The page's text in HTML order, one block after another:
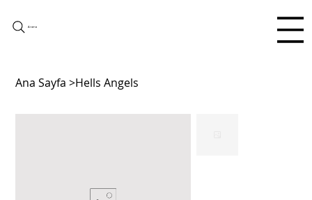
Arama
Ana Sayfa >Hells Angels